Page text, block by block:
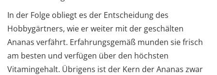
In der Folge obliegt es der Entscheidung des
Hobbygärtners, wie er weiter mit der geschälten
Ananas verfährt. Erfahrungsgemäß munden sie frisch
am besten und verfügen über den höchsten
Vitamingehalt. Übrigens ist der Kern der Ananas zwar